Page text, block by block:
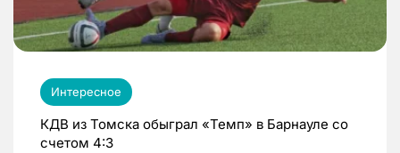
Интересное
КДВ из Томска обыграл «Темп» в Барнауле со
счетом 4:3